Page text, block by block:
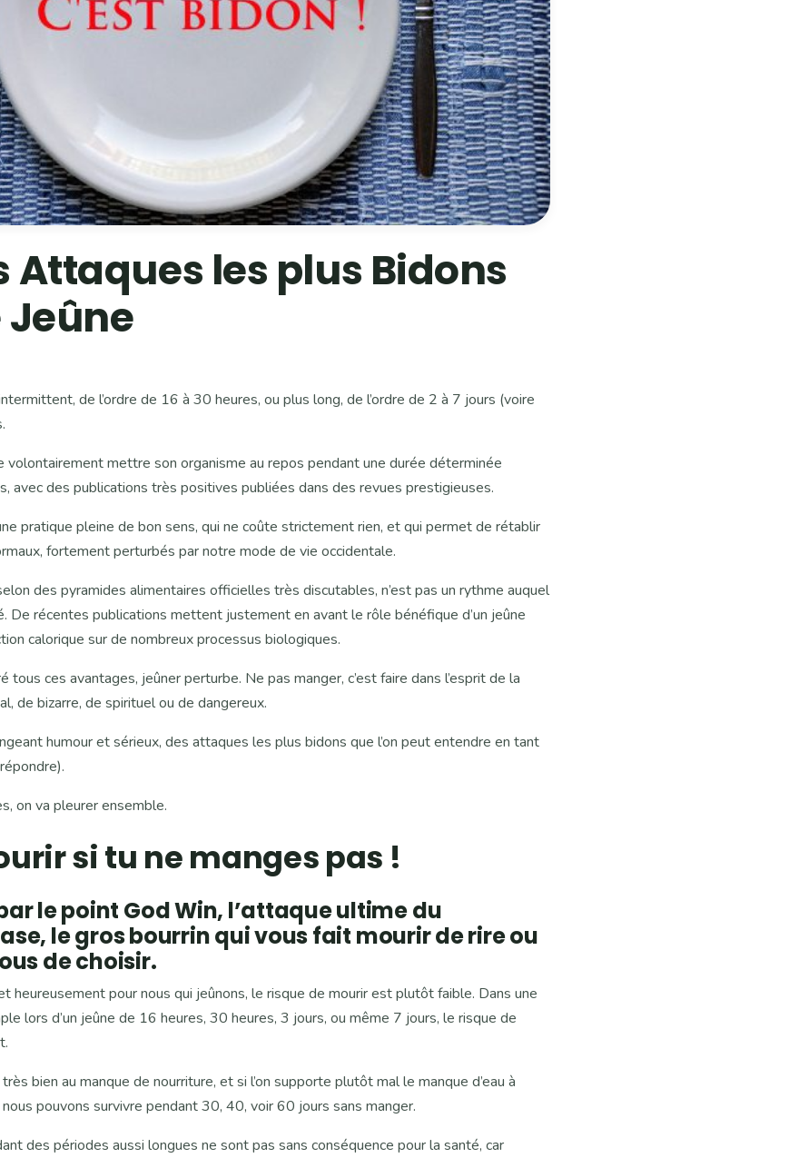
Attaques les plus Bidons
de l’ordre de 16 à 30 heures, ou plus long, de l’ordre de 2 à 7 jours (voire
volontairement mettre son organisme au repos pendant une durée déterminée
avec des publications très positives publiées dans des revues prestigieuses.
pratique pleine de bon sens, qui ne coûte strictement rien, et qui permet de rétablir
fortement perturbés par notre mode de vie occidentale.
des pyramides alimentaires officielles très discutables, n’est pas un rythme auquel
De récentes publications mettent justement en avant le rôle bénéfique d’un jeûne
calorique sur de nombreux processus biologiques.
tous ces avantages, jeûner perturbe. Ne pas manger, c’est faire dans l’esprit de la
de bizarre, de spirituel ou de dangereux.
humour et sérieux, des attaques les plus bidons que l’on peut entendre en tant
on va pleurer ensemble.
si tu ne manges pas !
le point God Win, l’attaque ultime du
le gros bourrin qui vous fait mourir de rire ou
de choisir.
heureusement pour nous qui jeûnons, le risque de mourir est plutôt faible. Dans une
lors d’un jeûne de 16 heures, 30 heures, 3 jours, ou même 7 jours, le risque de
bien au manque de nourriture, et si l’on supporte plutôt mal le manque d’eau à
pouvons survivre pendant 30, 40, voir 60 jours sans manger.
des périodes aussi longues ne sont pas sans conséquence pour la santé, car